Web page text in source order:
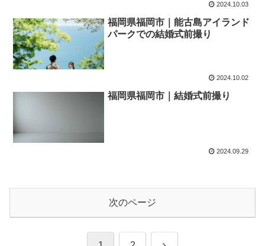
2024.10.03
福岡県福岡市｜能古島アイランド
パークでの結婚式前撮り
2024.10.02
福岡県福岡市｜結婚式前撮り
2024.09.29
次のページ